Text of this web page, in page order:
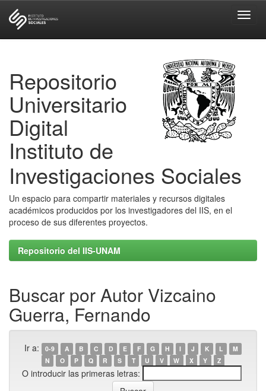
Repositorio
Universitario
Digital
Instituto de
Investigaciones Sociales
Un espacio para compartir materiales y recursos digitales
académicos producidos por los investigadores del IIS, en el
proceso de sus diferentes proyectos.
Repositorio del IIS-UNAM
Buscar por Autor Vizcaino
Guerra, Fernando
Ir a: 0-9 A B C D E F G H I J K L
M
N
O P Q R S T U V W X Y Z
O introducir las primeras letras: